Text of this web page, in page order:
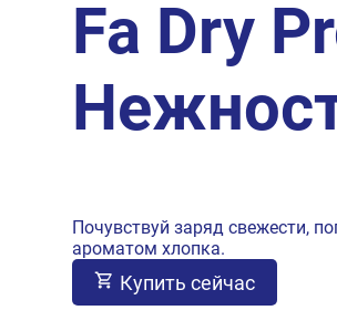
Fa Dry
Почувствуй заряд свежести,
ароматом хлопка.
Купить сейчас